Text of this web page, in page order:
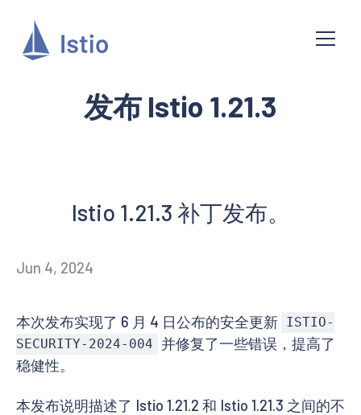
发布 Istio 1.21.3
Istio 1.21.3 补丁发布。
Jun 4, 2024
本次发布实现了 6 月 4 日公布的安全更新 ISTIO-
SECURITY-2024-004
并修复了一些错误，提高了
稳健性。
本发布说明描述了 Istio 1.21.2 和 Istio 1.21.3 之间的不